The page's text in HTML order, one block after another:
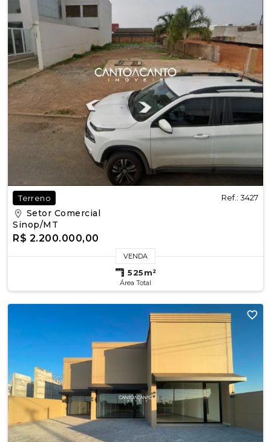
Terreno Ref.: 3427
Setor Comercial
Sinop/MT
R$ 2.200.000,00
VENDA
525m²
Área Total